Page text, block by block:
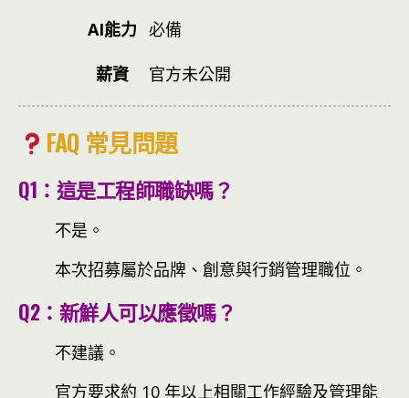
AI能力 必備
薪資 官方未公開
FAQ 常見問題
Q1：這是工程師職缺嗎？
不是。
本次招募屬於品牌、創意與行銷管理職位。
Q2：新鮮人可以應徵嗎？
不建議。
官方要求約 10 年以上相關工作經驗及管理能